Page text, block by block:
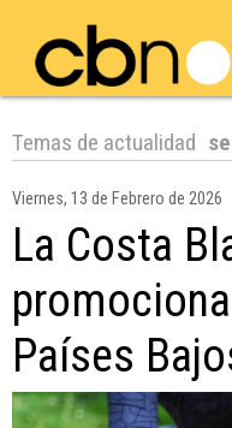
Temas de actualidad
Viernes, 13 de Febrero de 2026
La Costa
Países